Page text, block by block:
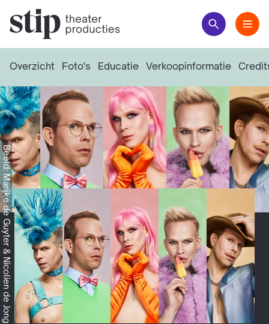
Overzicht Foto's Educatie Verkoopinformatie
Beeld: Marijke de Guyter & Nicolien de Jong